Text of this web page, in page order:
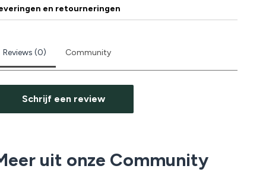
en retourneringen
Reviews (0) Community
Schrijf een review
uit onze Community